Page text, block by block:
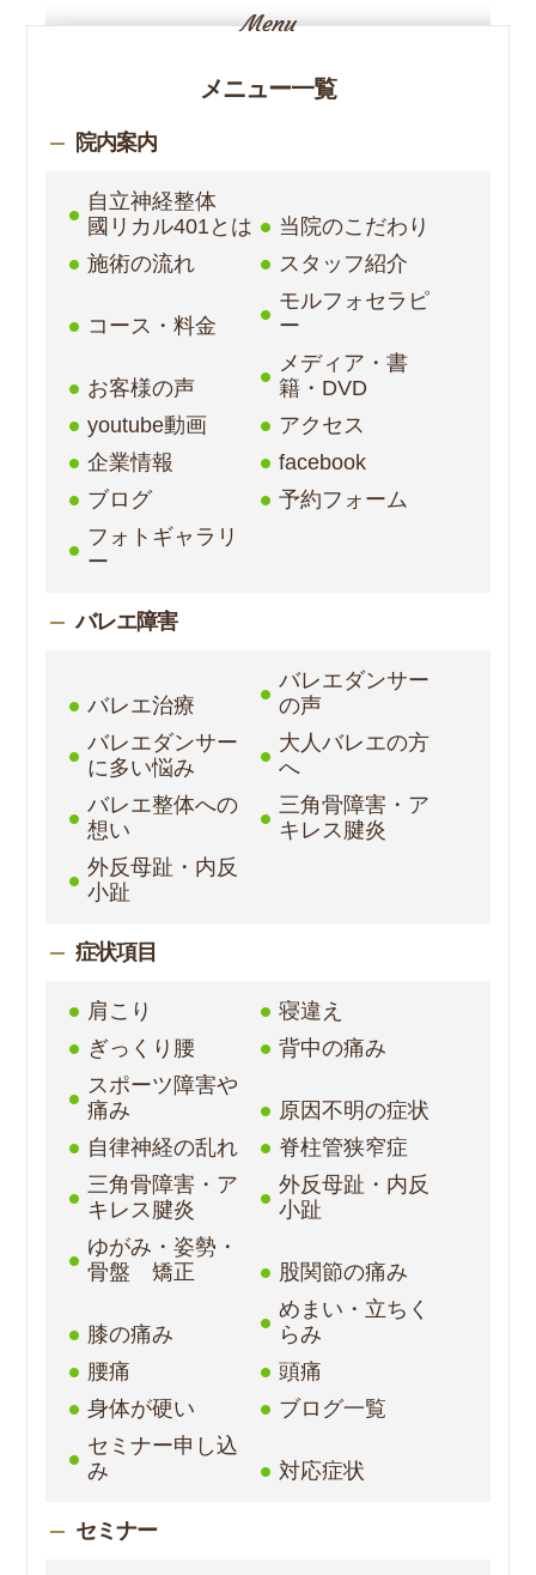
メニュー一覧
院内案内
自立神経整体
國リカル401とは
当院のこだわり
施術の流れ
スタッフ紹介
コース・料金
モルフォセラピ
ー
お客様の声
メディア・書
籍・DVD
youtube動画
アクセス
企業情報
facebook
ブログ
予約フォーム
フォトギャラリ
ー
バレエ障害
バレエ治療
バレエダンサー
の声
バレエダンサー
に多い悩み
大人バレエの方
へ
バレエ整体への
想い
三角骨障害・ア
キレス腱炎
外反母趾・内反
小趾
症状項目
肩こり
寝違え
ぎっくり腰
背中の痛み
スポーツ障害や
痛み
原因不明の症状
自律神経の乱れ
脊柱管狭窄症
三角骨障害・ア
キレス腱炎
外反母趾・内反
小趾
ゆがみ・姿勢・
骨盤 矯正
股関節の痛み
膝の痛み
めまい・立ちく
らみ
腰痛
頭痛
身体が硬い
ブログ一覧
セミナー申し込
み
対応症状
セミナー